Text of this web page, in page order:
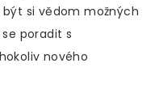
si vědom možných
poradit s
nového